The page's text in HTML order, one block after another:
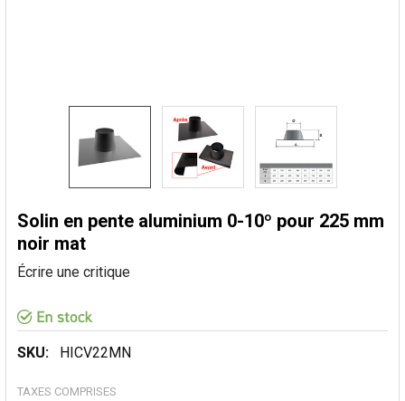
Solin en pente aluminium 0-10º pour 225 mm
noir mat
Écrire une critique
SKU: HICV22MN
TAXES COMPRISES